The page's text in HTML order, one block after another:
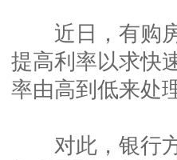
近日，有购房
提高利率以求快
率由高到低来处
对此，银行方